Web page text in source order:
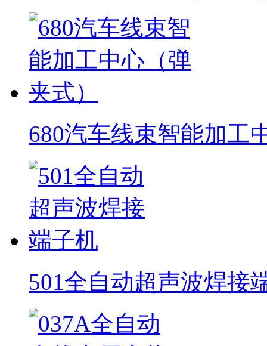
680汽车线束智能加工
501全自动超声波焊接